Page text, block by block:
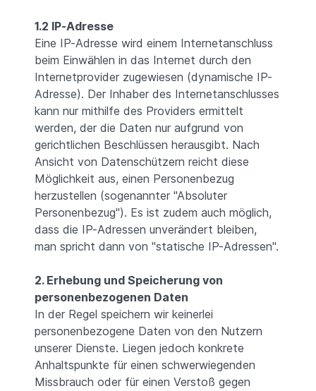
1.2 IP-Adresse
Eine IP-Adresse wird einem Internetanschluss
beim Einwählen in das Internet durch den
Internetprovider zugewiesen (dynamische IP-
Adresse). Der Inhaber des Internetanschlusses
kann nur mithilfe des Providers ermittelt
werden, der die Daten nur aufgrund von
gerichtlichen Beschlüssen herausgibt. Nach
Ansicht von Datenschützern reicht diese
Möglichkeit aus, einen Personenbezug
herzustellen (sogenannter "Absoluter
Personenbezug"). Es ist zudem auch möglich,
dass die IP-Adressen unverändert bleiben,
man spricht dann von "statische IP-Adressen".
2. Erhebung und Speicherung von
personenbezogenen Daten
In der Regel speichern wir keinerlei
personenbezogene Daten von den Nutzern
unserer Dienste. Liegen jedoch konkrete
Anhaltspunkte für einen schwerwiegenden
Missbrauch oder für einen Verstoß gegen